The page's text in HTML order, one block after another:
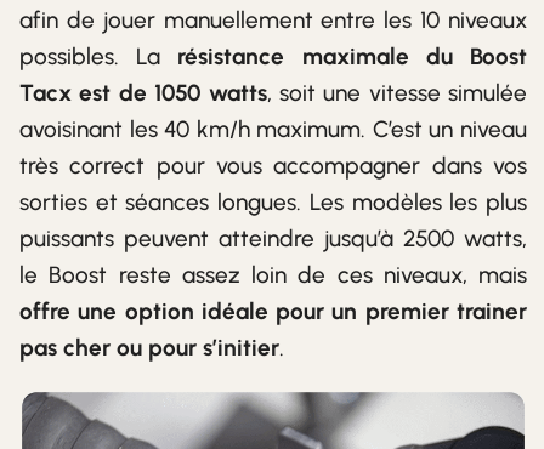
afin de jouer manuellement entre les 10 niveaux
possibles. La résistance maximale du Boost
Tacx est de 1050 watts, soit une vitesse simulée
avoisinant les 40 km/h maximum. C’est un niveau
très correct pour vous accompagner dans vos
sorties et séances longues. Les modèles les plus
puissants peuvent atteindre jusqu’à 2500 watts,
le Boost reste assez loin de ces niveaux, mais
offre une option idéale pour un premier trainer
pas cher ou pour s’initier.